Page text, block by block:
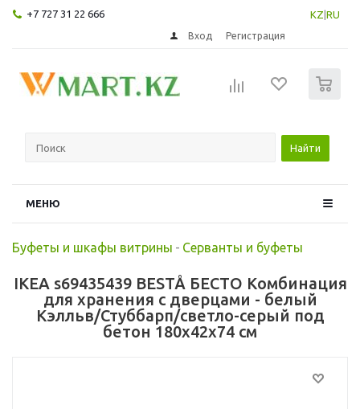
+7 727 31 22 666 KZ RU
Вход Регистрация
Найти
МЕНЮ
Буфеты и шкафы витрины - Серванты и буфеты
IKEA s69435439 BESTÅ БЕСТО Комбинация
для хранения с дверцами - белый
Кэлльв/Стуббарп/светло-серый под
бетон 180x42x74 см